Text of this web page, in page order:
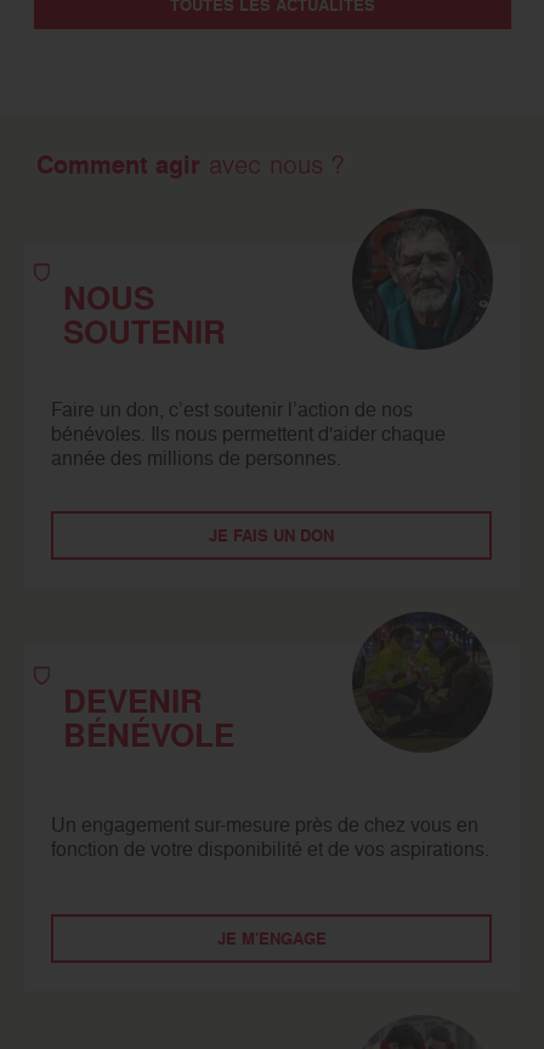
TOUTES LES ACTUALITÉS
Comment agir avec nous ?
NOUS
SOUTENIR
Faire un don, c’est soutenir l’action de nos
bénévoles. Ils nous permettent d'aider chaque
année des millions de personnes.
JE FAIS UN DON
DEVENIR
BÉNÉVOLE
Un engagement sur-mesure près de chez vous en
fonction de votre disponibilité et de vos aspirations.
JE M'ENGAGE